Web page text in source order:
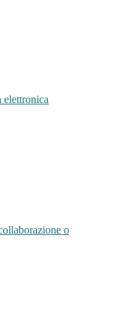
elettronica
o